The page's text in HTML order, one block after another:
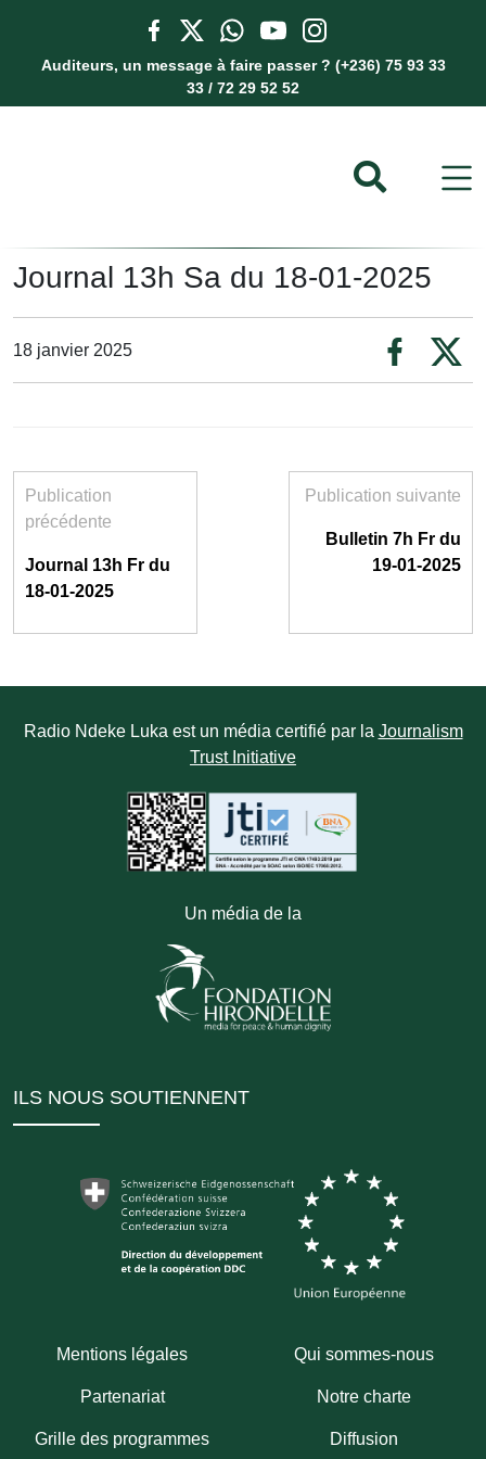
Auditeurs, un message à faire passer ? (+236) 75 93 33
33 / 72 29 52 52
Journal 13h Sa du 18-01-2025
18 janvier 2025
Publication
précédente
Journal 13h Fr du
18-01-2025
Publication suivante
Bulletin 7h Fr du
19-01-2025
Radio Ndeke Luka est un média certifié par la Journalism
Trust Initiative
Un média de la
ILS NOUS SOUTIENNENT
Mentions légales Qui sommes-nous
Partenariat Notre charte
Grille des programmes Diffusion